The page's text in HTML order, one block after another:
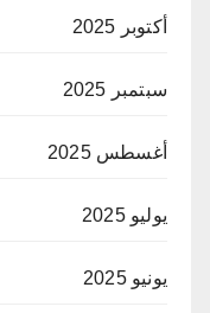
أكتوبر 2025
سبتمبر 2025
أغسطس 2025
يوليو 2025
يونيو 2025